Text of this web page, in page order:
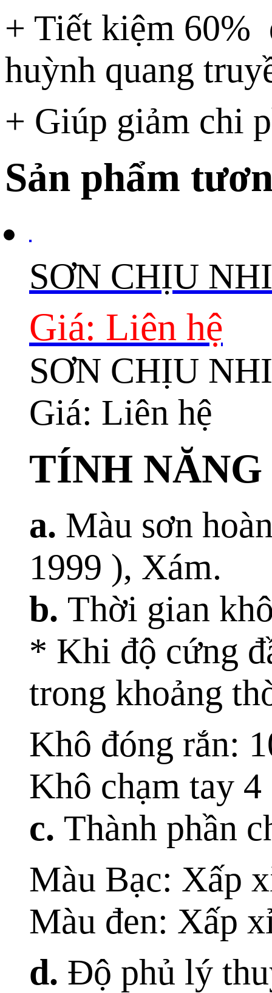
+ Tiết kiệm 60%
huỳnh quang
+ Giúp giảm chi
Sản phẩm
SƠN CHỊU
Giá: Liên hệ
SƠN CHỊU
Giá: Liên hệ
TÍNH
a. Màu sơn
1999 ), Xám.
b. Thời gian
* Khi độ cứng
trong khoảng
Khô đóng rắn:
Khô chạm tay
c. Thành phần
Màu Bạc: Xấp
Màu đen: Xấp
d. Độ phủ lý